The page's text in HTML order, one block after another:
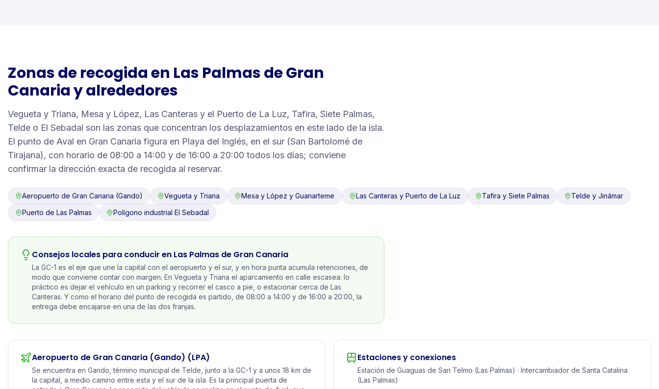
Zonas de recogida en Las Palmas de Gran
Canariay alrededores
Vegueta y Triana, Mesa y López, Las Canteras y el Puerto de La Luz, Tafira, Siete Palmas,
Telde o El Sebadal son las zonas que concentran los desplazamientos en este lado de la isla.
El punto de Aval en Gran Canaria figura en Playa del Inglés, en el sur (San Bartolomé de
Tirajana), con horario de 08:00 a 14:00 y de 16:00 a 20:00 todos los días; conviene
confirmar la dirección exacta de recogida al reservar.
Aeropuerto de Gran Canaria (Gando) Vegueta y Triana Mesa y López y Guanarteme Las Canteras y Puerto de La Luz Tafira y Siete Palmas
Telde y Jinámar
Puerto de Las Palmas
Polígono industrial El Sebadal
Consejos locales para conducir en Las Palmas de Gran Canaria
La GC-1 es el eje que une la capital con el aeropuerto y el sur, y en hora punta acumula retenciones, de
modo que conviene contar con margen. En Vegueta y Triana el aparcamiento en calle escasea: lo
práctico es dejar el vehículo en un parking y recorrer el casco a pie, o estacionar cerca de Las
Canteras. Y como el horario del punto de recogida es partido, de 08:00 a 14:00 y de 16:00 a 20:00, la
entrega debe encajarse en una de las dos franjas.
Aeropuerto de Gran Canaria (Gando) (LPA)
Se encuentra en Gando, término municipal de Telde, junto a la GC-1 y a unos 18 km de
la capital, a medio camino entre esta y el sur de la isla. Es la principal puerta de
Estaciones y conexiones
Estación de Guaguas de San Telmo (Las Palmas) · Intercambiador de Santa Catalina
(Las Palmas)